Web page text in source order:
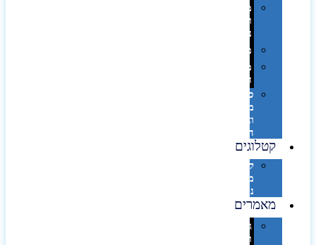
מזוודות
ותיקי
נסיעות
מטריות
מוצרי
חוף
סביבת
מחשב
וציוד
היקפי
קטלוגים
קטלוג
מוצרי
נייר
מאמרים
גימורים
והשבחות